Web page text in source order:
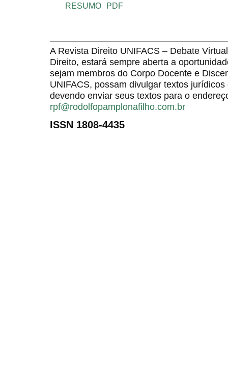
RESUMO PDF
A Revista Direito UNIFACS – Debate
Direito, estará sempre aberta a
sejam membros do Corpo Docente e
UNIFACS, possam divulgar textos
devendo enviar seus textos para o
rpf@rodolfopamplonafilho.com.br
ISSN 1808-4435